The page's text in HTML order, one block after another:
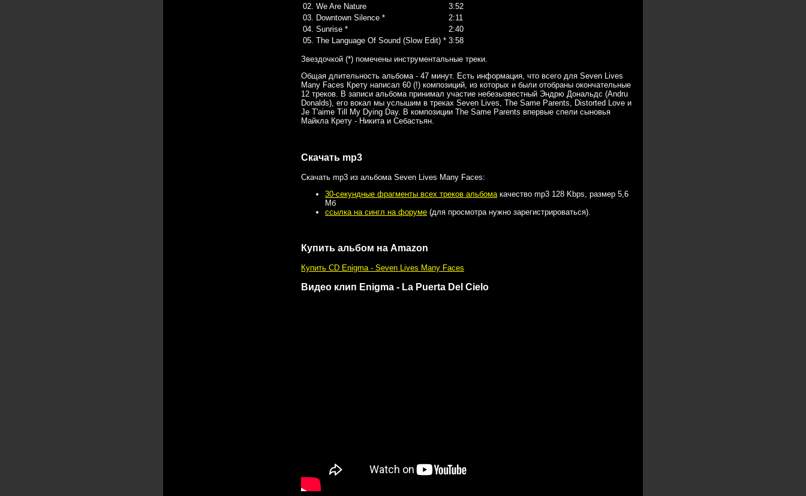
02. We Are Nature
3:52
03. Downtown Silence *
2:11
04. Sunrise *
2:40
05. The Language Of Sound (Slow Edit) * 3:58
Звездочкой (*) помечены инструментальные треки.
Общая длительность альбома - 47 минут. Есть информация, что всего для Seven Lives
Many Faces Крету написал 60 (!) композиций, из которых и были отобраны окончательные
12 треков. В записи альбома принимал участие небезызвестный Эндрю Дональдс (Andru
Donalds), его вокал мы услышим в треках Seven Lives, The Same Parents, Distorted Love и
Je T'aime Till My Dying Day. В композиции The Same Parents впервые спели сыновья
Майкла Крету - Никита и Себастьян.
Скачать mp3
Скачать mp3 из альбома Seven Lives Many Faces:
30-секундные фрагменты всех треков альбома качество mp3 128 Kbps, размер 5,6
Мб
ссылка на сингл на форуме (для просмотра нужно зарегистрироваться).
Купить альбом на Amazon
Купить CD Enigma - Seven Lives Many Faces
Видео клип Enigma - La Puerta Del Cielo